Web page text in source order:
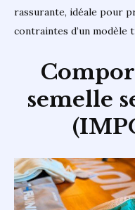
rassurante, idéale pour
contraintes d’un modèle
semelle